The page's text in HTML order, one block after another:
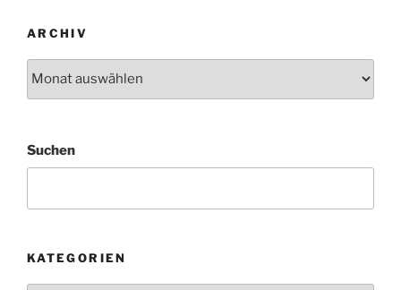
ARCHIV
Suchen
KATEGORIEN